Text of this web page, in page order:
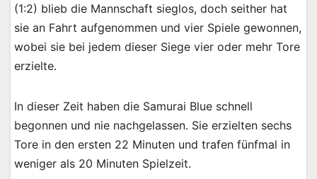
(1:2) blieb die Mannschaft sieglos, doch seither hat
sie an Fahrt aufgenommen und vier Spiele gewonnen,
wobei sie bei jedem dieser Siege vier oder mehr Tore
erzielte.
In dieser Zeit haben die Samurai Blue schnell
begonnen und nie nachgelassen. Sie erzielten sechs
Tore in den ersten 22 Minuten und trafen fünfmal in
weniger als 20 Minuten Spielzeit.